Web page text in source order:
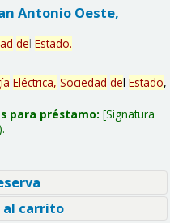
Antonio Oeste,
del Estado.
Eléctrica, Sociedad del Estado,
para préstamo: Signatura
carrito